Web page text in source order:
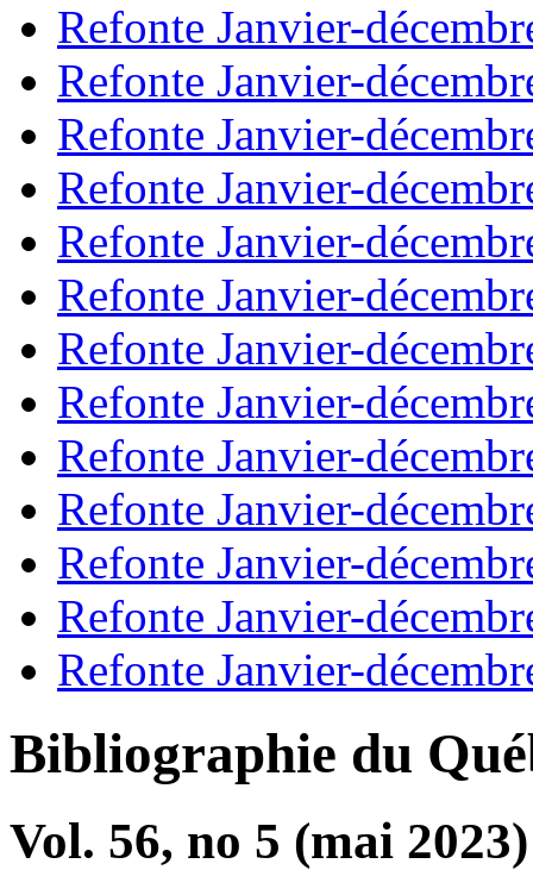
Refonte Janvier-
Refonte Janvier-
Refonte Janvier-
Refonte Janvier-
Refonte Janvier-
Refonte Janvier-
Refonte Janvier-
Refonte Janvier-
Refonte Janvier-
Refonte Janvier-
Refonte Janvier-
Refonte Janvier-
Refonte Janvier-
Bibliographie du
Vol. 56, no 5 (mai 2023)